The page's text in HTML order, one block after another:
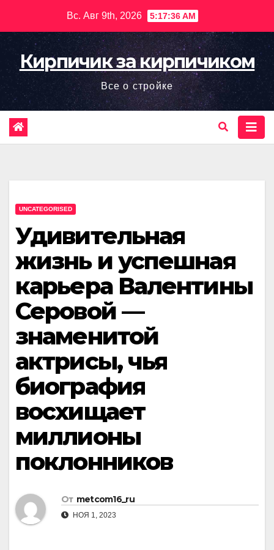
содержимому
Вс. Авг 9th, 2026 5:17:37 AM
Кирпичик за кирпичиком
Все о стройке
UNCATEGORISED
Удивительная
жизнь и успешная
карьера Валентины
Серовой —
знаменитой
актрисы, чья
биография
восхищает
миллионы
поклонников
От metcom16_ru
НОЯ 1, 2023